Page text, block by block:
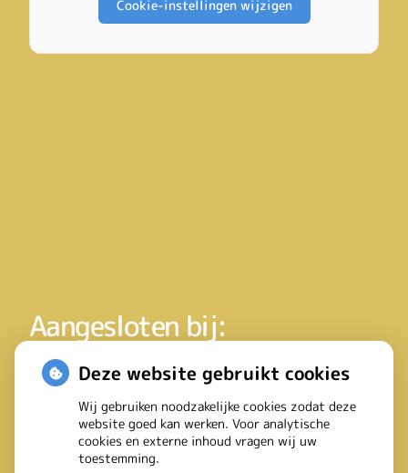
Cookie-instellingen wijzigen
Aangesloten bij:
Deze website gebruikt cookies
Wij gebruiken noodzakelijke cookies zodat deze
website goed kan werken. Voor analytische
cookies en externe inhoud vragen wij uw
toestemming.